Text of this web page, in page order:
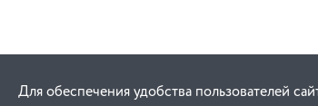
Для обеспечения удобства пользователей